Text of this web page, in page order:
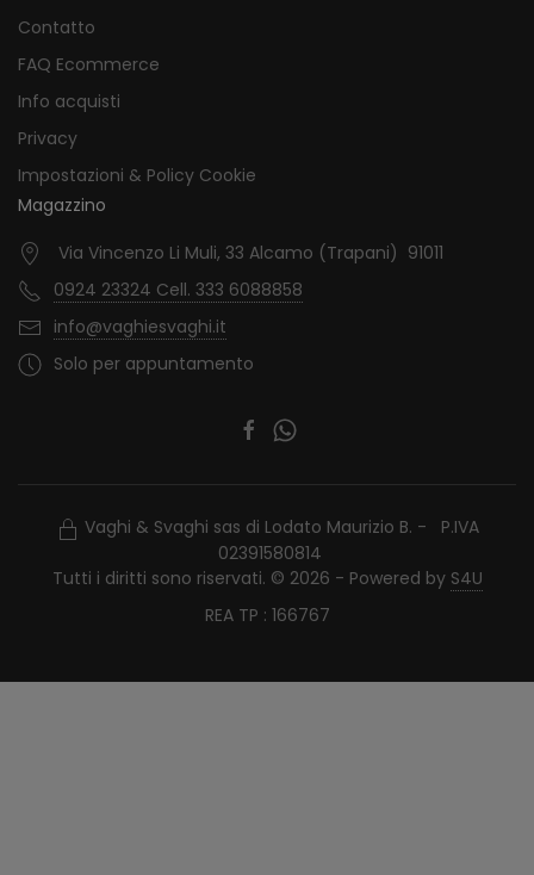
Contatto
FAQ Ecommerce
Info acquisti
Privacy
Impostazioni & Policy Cookie
Magazzino
Via Vincenzo Li Muli, 33 Alcamo (Trapani) 91011
0924 23324 Cell. 333 6088858
info@vaghiesvaghi.it
Solo per appuntamento
Vaghi & Svaghi sas di Lodato Maurizio B. - P.IVA
02391580814
Tutti i diritti sono riservati. © 2026 - Powered by S4U
REA TP : 166767